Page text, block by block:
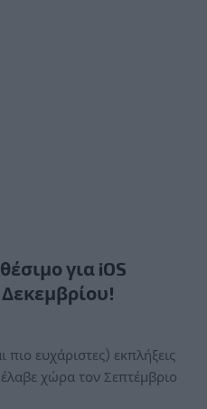
για iOS
πιο ευχάριστες) εκπλήξεις
χώρα τον Σεπτέμβριο